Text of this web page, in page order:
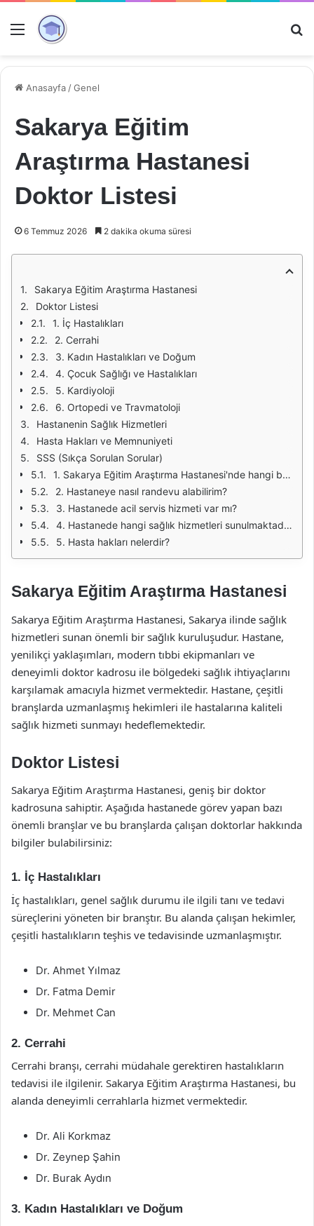
Menü
Anasayfa /Genel
Sakarya Eğitim
Araştırma Hastanesi
Doktor Listesi
6 Temmuz 2026 2 dakika okuma süresi
Sakarya Eğitim Araştırma Hastanesi
Doktor Listesi
1. İç Hastalıkları
2. Cerrahi
3. Kadın Hastalıkları ve Doğum
4. Çocuk Sağlığı ve Hastalıkları
5. Kardiyoloji
6. Ortopedi ve Travmatoloji
Hastanenin Sağlık Hizmetleri
Hasta Hakları ve Memnuniyeti
SSS (Sıkça Sorulan Sorular)
1. Sakarya Eğitim Araştırma Hastanesi'nde hangi branşlarda doktorlar bulunmaktadır?
2. Hastaneye nasıl randevu alabilirim?
3. Hastanede acil servis hizmeti var mı?
4. Hastanede hangi sağlık hizmetleri sunulmaktadır?
5. Hasta hakları nelerdir?
Sakarya Eğitim Araştırma Hastanesi
Sakarya Eğitim Araştırma Hastanesi, Sakarya ilinde sağlık
hizmetleri sunan önemli bir sağlık kuruluşudur. Hastane,
yenilikçi yaklaşımları, modern tıbbi ekipmanları ve
deneyimli doktor kadrosu ile bölgedeki sağlık ihtiyaçlarını
karşılamak amacıyla hizmet vermektedir. Hastane, çeşitli
branşlarda uzmanlaşmış hekimleri ile hastalarına kaliteli
sağlık hizmeti sunmayı hedeflemektedir.
Doktor Listesi
Sakarya Eğitim Araştırma Hastanesi, geniş bir doktor
kadrosuna sahiptir. Aşağıda hastanede görev yapan bazı
önemli branşlar ve bu branşlarda çalışan doktorlar hakkında
bilgiler bulabilirsiniz:
1. İç Hastalıkları
İç hastalıkları, genel sağlık durumu ile ilgili tanı ve tedavi
süreçlerini yöneten bir branştır. Bu alanda çalışan hekimler,
çeşitli hastalıkların teşhis ve tedavisinde uzmanlaşmıştır.
Dr. Ahmet Yılmaz
Dr. Fatma Demir
Dr. Mehmet Can
2. Cerrahi
Cerrahi branşı, cerrahi müdahale gerektiren hastalıkların
tedavisi ile ilgilenir. Sakarya Eğitim Araştırma Hastanesi, bu
alanda deneyimli cerrahlarla hizmet vermektedir.
Dr. Ali Korkmaz
Dr. Zeynep Şahin
Dr. Burak Aydın
3. Kadın Hastalıkları ve Doğum